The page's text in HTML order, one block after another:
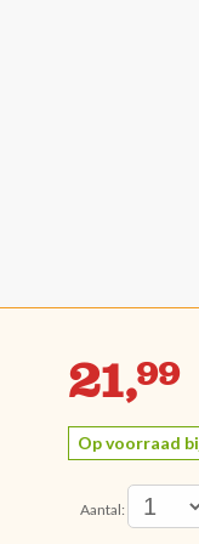
21,99
Op voorraad
Aantal: